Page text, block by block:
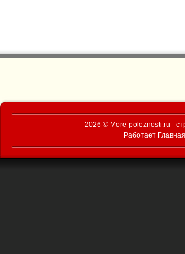
2026 © More-poleznosti.ru -
Работает